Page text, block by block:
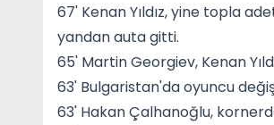
67' Kenan Yıldız, yine topla
yandan auta gitti.
65' Martin Georgiev, Kenan
63' Bulgaristan'da oyuncu
63' Hakan Çalhanoğlu,